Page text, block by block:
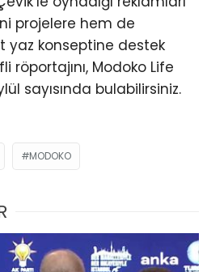
projelere hem de
yaz konseptine destek
röportajını, Modoko Life
sayısında bulabilirsiniz.
MODOKO